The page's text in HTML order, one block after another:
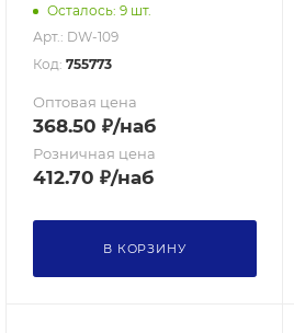
Осталось: 9 шт.
Арт.: DW-109
Код: 755773
Оптовая цена
368.50 ₽/наб
Розничная цена
412.70 ₽/наб
В КОРЗИНУ